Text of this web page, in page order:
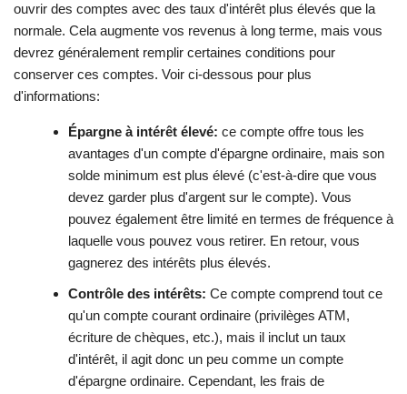
ouvrir des comptes avec des taux d'intérêt plus élevés que la
normale. Cela augmente vos revenus à long terme, mais vous
devrez généralement remplir certaines conditions pour
conserver ces comptes. Voir ci-dessous pour plus
d'informations:
Épargne à intérêt élevé: ce compte offre tous les
avantages d'un compte d'épargne ordinaire, mais son
solde minimum est plus élevé (c'est-à-dire que vous
devez garder plus d'argent sur le compte). Vous
pouvez également être limité en termes de fréquence à
laquelle vous pouvez vous retirer. En retour, vous
gagnerez des intérêts plus élevés.
Contrôle des intérêts: Ce compte comprend tout ce
qu'un compte courant ordinaire (privilèges ATM,
écriture de chèques, etc.), mais il inclut un taux
d'intérêt, il agit donc un peu comme un compte
d'épargne ordinaire. Cependant, les frais de